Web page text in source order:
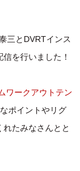
三とDVRTインス
を行いました！
ワークアウトテン
ポイントやリグ
たみなさんとと